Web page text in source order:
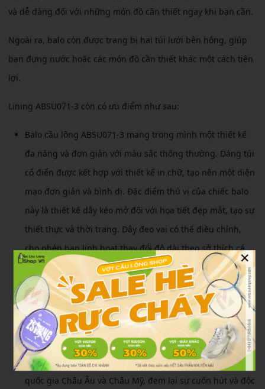
và dễ dàng đối với những món đồ cần thiết ngay khi bạn cần.
Ngoài ra, balo còn được trang bị hai túi lưới bên hông, giúp
bạn đựng nước hoặc các món đồ cần thiết khác một cách tiện
lợi.
Lining ABSU071-3 còn có ưu điểm như sau:
Balo cầu lông ABSU071-3 mang trong mình một thiết kế
đa năng và đơn giản với màu sắc thông thường. Dáng túi
cổ điển được kết hợp với thiết kế in chữ, tạo nên một diện
mạo đơn giản và bình dị. Đặc điểm thú vị của chiếc balo
này là thiết kế dây kéo mở đôi với họa tiết đẹp mắt, tạo sự
thiết thực và thời trang. Dây đeo vai có thể điều chỉnh,
cho phép bạn linh hoạt thay đổi độ dài theo sở thích cá
nhân.
Balo Lining ABSU071-3 được sản xuất tại Trung Quốc dưới
sự quản lý của thương hiệu thời trang hàng đầu toàn cầu
đến từ Hồng Kông, nổi tiếng với các sản phẩm xuất sắc và
kỹ thuật tiên tiến. Sản phẩm kết hợp phong cách mạnh
mẽ với sự sáng tạo đến từ các nhà thiết kế đa dạng từ các
quốc gia Châu Âu và Châu Mỹ, đem lại sự cuốn hút và độc
×